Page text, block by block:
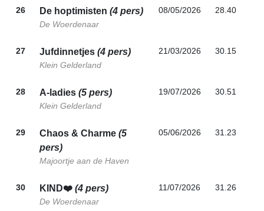
26 De hoptimisten (4 pers)
De Woerdenaar
08/05/2026 28.40
27 Jufdinnetjes (4 pers)
Klein Gelderland
21/03/2026 30.15
28 A-ladies (5 pers)
Klein Gelderland
19/07/2026 30.51
29 Chaos & Charme (5
pers)
Majoortje aan de Haven
05/06/2026 31.23
30 KIND❤️ (4 pers)
De Woerdenaar
11/07/2026 31.26